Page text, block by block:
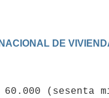
DE
60.000